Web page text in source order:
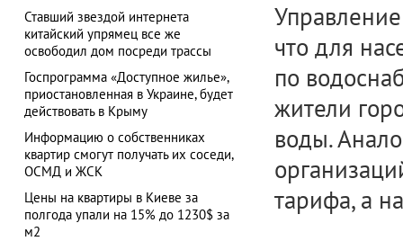
Ставший звездой интернета
китайский упрямец все же
освободил дом посреди трассы
Госпрограмма «Доступное жилье»,
приостановленная в Украине, будет
действовать в Крыму
Информацию о собственниках
квартир смогут получать их соседи,
ОСМД и ЖСК
Цены на квартиры в Киеве за
полгода упали на 15% до 1230$ за
м2
что для
по
жители
воды.
тарифа, а